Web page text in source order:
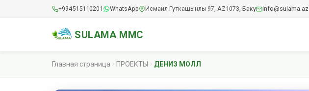
+994515110201 WhatsApp Исмаил Гуткашынлы 97, AZ1073, Баку info@sulama.az
SULAMA MMC
Главная страница ПРОЕКТЫ ДЕНИЗ МОЛЛ